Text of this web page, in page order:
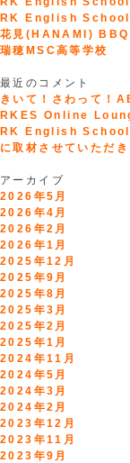
RK English School
花見(HANAMI)
瑞穂MSC高等学校
最近のコメント
きいて！さわって！
RKES Online
RK English School
に取材させていただ
アーカイブ
2026年5月
2026年4月
2026年2月
2026年1月
2025年12月
2025年9月
2025年8月
2025年3月
2025年2月
2025年1月
2024年11月
2024年5月
2024年3月
2024年2月
2023年12月
2023年11月
2023年9月